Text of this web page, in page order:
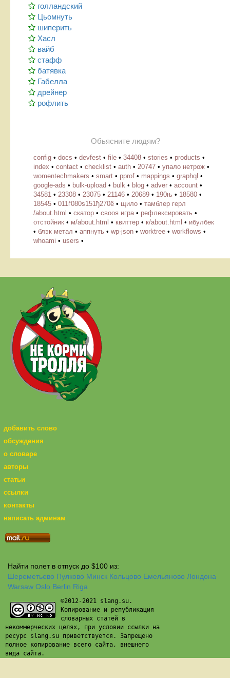
голландский
Цьомнуть
шиперить
Хасл
вайб
стафф
батявка
Габелла
дрейнер
рофлить
Обьясните людям?
config • docs • devfest • file • 34408 • stories • products •
index • contact • checklist • auth • 20747 • упало нетрож •
womentechmakers • smart • pprof • mappings • graphql •
google-ads • bulk-upload • bulk • blog • adver • account •
34581 • 23308 • 23075 • 21146 • 20689 • 190њ • 18580 •
18545 • 011ѓ080ѕ151ђ270ё • щило • тамблер герл
/about.html • скатор • свооя игра • рефлексировать •
отстойник • м/about.html • квиттер • к/about.html • ибулбек
• блэк метал • аппнуть • wp-json • worktree • workflows •
whoami • users •
добавить слово
обсуждения
о словаре
авторы
статьи
ссылки
контакты
написать админам
Найти полет в отпуск до $100 из:
Шереметьево Пулково Минск Кольцово Емельяново Лондона
Warsaw Oslo Berlin Riga
©2012-2021 slang.su.
Копирование и републикация
словарных статей в
некоммерческих целях, при условии ссылки на
ресурс slang.su приветствуется. Запрещено
полное копирование всего сайта, внешнего
вида сайта.